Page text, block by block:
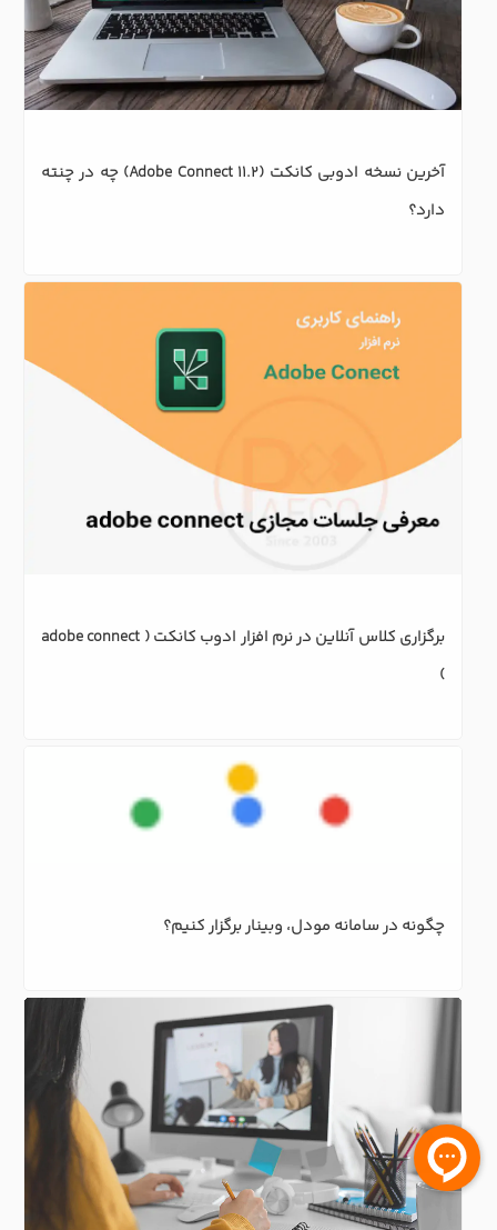
آخرین نسخه ادوبی کانکت (Adobe Connect 11.2) چه در چنته
دارد؟
چگونه در سامانه مودل، وبینار برگزار کنیم؟